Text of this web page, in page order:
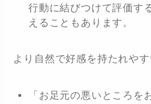
行動に結びつけて評価す
えることもあります。
より自然で好感を持たれやす
「お足元の悪いところを